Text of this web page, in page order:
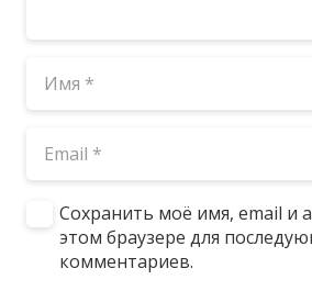
Сохранить моё имя, email и
этом браузере для
комментариев.